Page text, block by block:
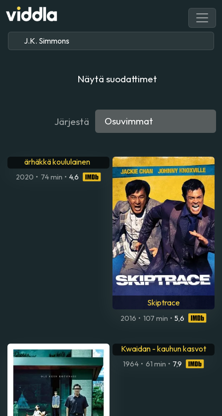
Näytä suodattimet
Järjestä
ärhäkkä koululainen
2020 • 74 min • 4,6
Skiptrace
2016 • 107 min • 5,6
Kwaidan - kauhun kasvot
1964 • 61 min • 7,9